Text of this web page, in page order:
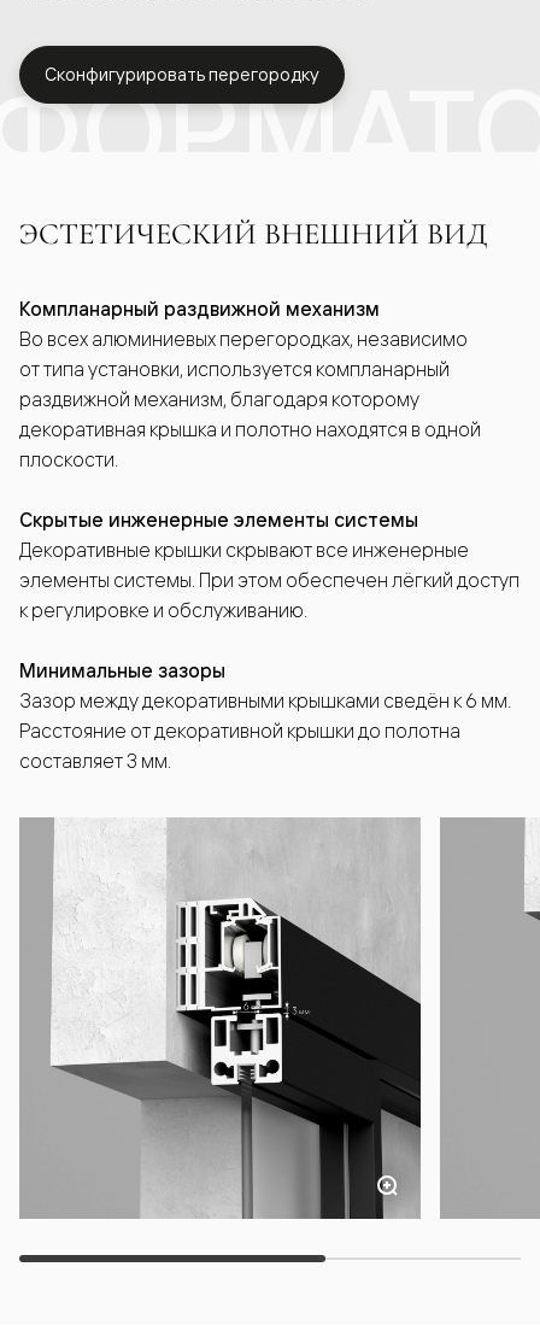
Сконфигурировать перегородку
ЭСТЕТИЧЕСКИЙ ВНЕШНИЙ ВИД
Компланарный раздвижной механизм
Во всех алюминиевых перегородках, независимо
от типа установки, используется компланарный
раздвижной механизм, благодаря которому
декоративная крышка и полотно находятся в одной
плоскости.
Скрытые инженерные элементы системы
Декоративные крышки скрывают все инженерные
элементы системы. При этом обеспечен лёгкий доступ
к регулировке и обслуживанию.
Минимальные зазоры
Зазор между декоративными крышками сведён к 6 мм.
Расстояние от декоративной крышки до полотна
составляет 3 мм.